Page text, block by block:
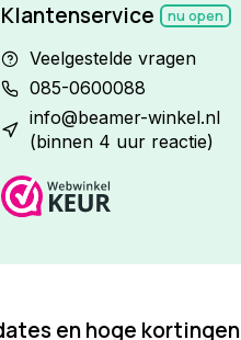
Klantenservice nu open
Veelgestelde vragen
085-0600088
info@beamer-winkel.nl
(binnen 4 uur reactie)
en hoge kortingen